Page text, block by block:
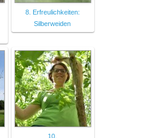
8. Erfreulichkeiten:
Silberweiden
10.